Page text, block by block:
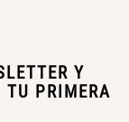
Y
TU PRIMERA